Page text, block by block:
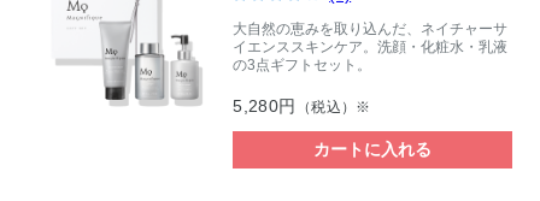
大自然の恵みを取り込んだ、ネイチャーサ
イエンススキンケア。洗顔・化粧水・乳液
の3点ギフトセット。
5,280円 （税込）※
カートに入れる